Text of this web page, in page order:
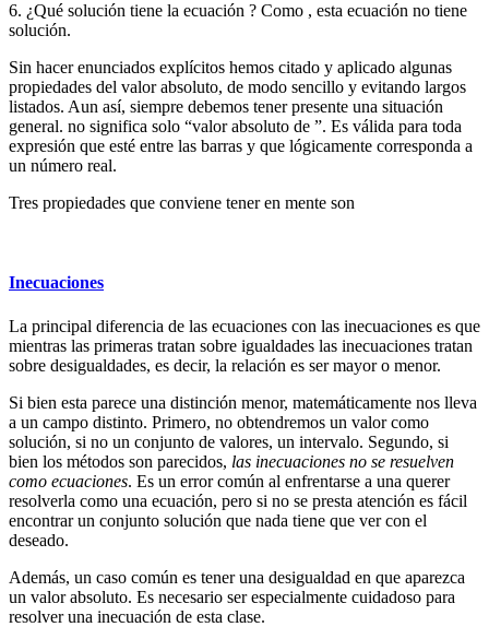
6. ¿Qué solución tiene la ecuación ? Como , esta ecuación no tiene
solución.
Sin hacer enunciados explícitos hemos citado y aplicado algunas
propiedades del valor absoluto, de modo sencillo y evitando largos
listados. Aun así, siempre debemos tener presente una situación
general. no significa solo “valor absoluto de ”. Es válida para toda
expresión que esté entre las barras y que lógicamente corresponda a
un número real.
Tres propiedades que conviene tener en mente son
Inecuaciones
La principal diferencia de las ecuaciones con las inecuaciones es que
mientras las primeras tratan sobre igualdades las inecuaciones tratan
sobre desigualdades, es decir, la relación es ser mayor o menor.
Si bien esta parece una distinción menor, matemáticamente nos lleva
a un campo distinto. Primero, no obtendremos un valor como
solución, si no un conjunto de valores, un intervalo. Segundo, si
bien los métodos son parecidos, las inecuaciones no se resuelven
como ecuaciones. Es un error común al enfrentarse a una querer
resolverla como una ecuación, pero si no se presta atención es fácil
encontrar un conjunto solución que nada tiene que ver con el
deseado.
Además, un caso común es tener una desigualdad en que aparezca
un valor absoluto. Es necesario ser especialmente cuidadoso para
resolver una inecuación de esta clase.